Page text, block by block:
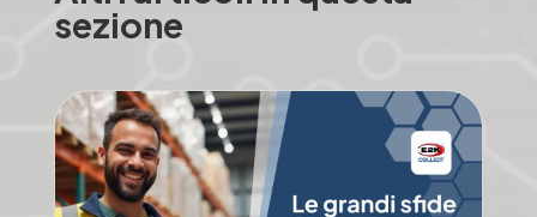
sezione